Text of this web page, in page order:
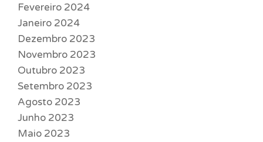
Fevereiro 2024
Janeiro 2024
Dezembro 2023
Novembro 2023
Outubro 2023
Setembro 2023
Agosto 2023
Junho 2023
Maio 2023